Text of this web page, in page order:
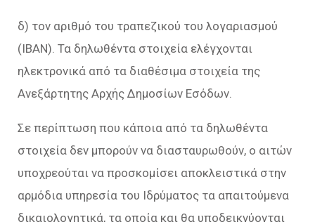
δ) τον αριθμό του τραπεζικού του λογαριασμού
(ΙΒΑΝ). Τα δηλωθέντα στοιχεία ελέγχονται
ηλεκτρονικά από τα διαθέσιμα στοιχεία της
Ανεξάρτητης Αρχής Δημοσίων Εσόδων.
Σε περίπτωση που κάποια από τα δηλωθέντα
στοιχεία δεν μπορούν να διασταυρωθούν, ο αιτών
υποχρεούται να προσκομίσει αποκλειστικά στην
αρμόδια υπηρεσία του Ιδρύματος τα απαιτούμενα
δικαιολογητικά, τα οποία και θα υποδεικνύονται